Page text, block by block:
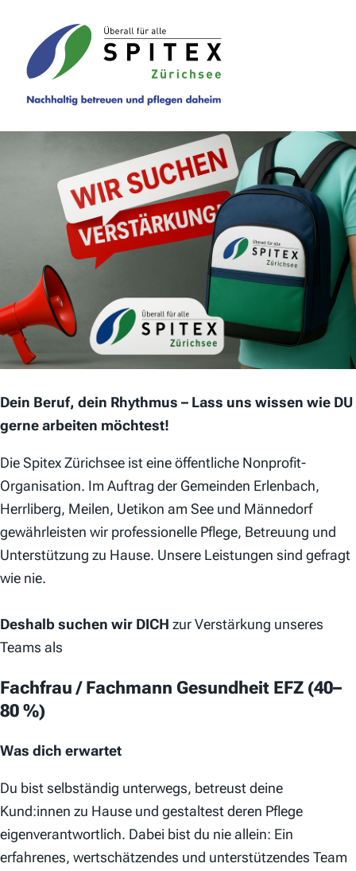
Dein Beruf, dein Rhythmus – Lass uns wissen wie DU
gerne arbeiten möchtest!
Die Spitex Zürichsee ist eine öffentliche Nonprofit-
Organisation. Im Auftrag der Gemeinden Erlenbach,
Herrliberg, Meilen, Uetikon am See und Männedorf
gewährleisten wir professionelle Pflege, Betreuung und
Unterstützung zu Hause. Unsere Leistungen sind gefragt
wie nie.
Deshalb suchen wir DICH zur Verstärkung unseres
Teams als
Fachfrau / Fachmann Gesundheit EFZ (40–
80 %)
Was dich erwartet
Du bist selbständig unterwegs, betreust deine
Kund:innen zu Hause und gestaltest deren Pflege
eigenverantwortlich. Dabei bist du nie allein: Ein
erfahrenes, wertschätzendes und unterstützendes Team